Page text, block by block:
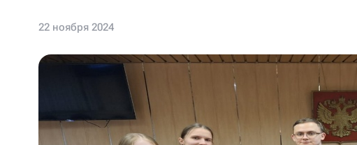
22 ноября 2024